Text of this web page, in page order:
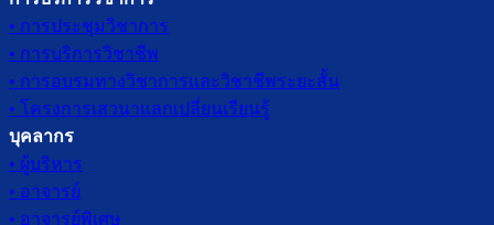
• การประชุมวิชาการ
• การบริการวิชาชีพ
• การอบรมทางวิชาการและวิชาชีพระยะสั้น
• โครงการเสวนาแลกเปลี่ยนเรียนรู้
บุคลากร
• ผู้บริหาร
• อาจารย์
• อาจารย์พิเศษ